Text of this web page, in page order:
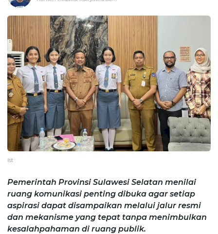
ist
Pemerintah Provinsi Sulawesi Selatan menilai
ruang komunikasi penting dibuka agar setiap
aspirasi dapat disampaikan melalui jalur resmi
dan mekanisme yang tepat tanpa menimbulkan
kesalahpahaman di ruang publik.